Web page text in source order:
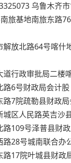
乌鲁木齐
旅基地南旅东路
放北路64号喀什
行政审批局二楼
路6号财政局会计股
7院疏勒县财政
区人民路英吉沙
109号泽普县财
28号城南联合办
17院叶城县财政